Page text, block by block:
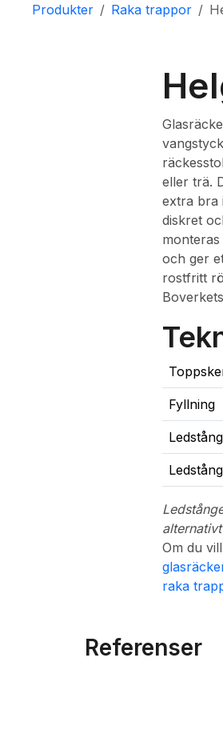
Produkter Raka trappor
eller trä.
extra bra
diskret
och ger
rostfritt
Fyllning
Ledstång
Om du
raka
Referenser